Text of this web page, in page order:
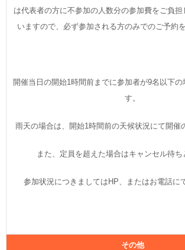
は代表者の方に不参加の人数分の参加費をご負
いますので、必ず参加される方のみでのご予約
開催当日の開始1時間前までに参加者が9名以下の
す。
雨天の場合は、開始1時間前の天候状況にて開催
また、定員を超えた場合はキャンセル待ち
参加状況につきましてはHP、またはお電話に
その他